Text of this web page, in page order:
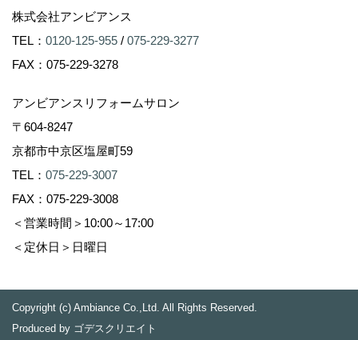
株式会社アンビアンス
TEL： 0120-125-955 / 075-229-3277
FAX：075-229-3278
アンビアンスリフォームサロン
〒604-8247
京都市中京区塩屋町59
TEL： 075-229-3007
FAX：075-229-3008
＜営業時間＞10:00～17:00
＜定休日＞日曜日
Copyright (c) Ambiance Co.,Ltd. All Rights Reserved.
Produced by ゴデスクリエイト